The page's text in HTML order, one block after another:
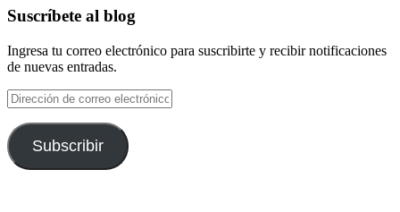
Suscríbete al blog
Ingresa tu correo electrónico para suscribirte y recibir notificaciones
de nuevas entradas.
Dirección
de
correo
electrónico
Subscribir